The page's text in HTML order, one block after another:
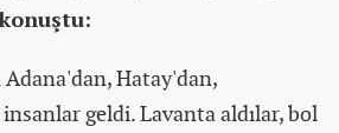
Adana'dan, Hatay'dan,
geldi. Lavanta aldılar, bol